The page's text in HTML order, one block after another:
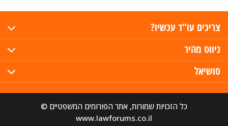
צריכים עו"ד עכשיו?
ניווט מהיר
סושיאל
כל הזכויות שמורות, אתר הפורומים המשפטיים ©
www.lawforums.co.il